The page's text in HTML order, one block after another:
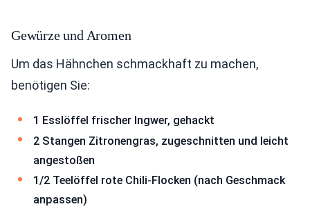
Gewürze und Aromen
Um das Hähnchen schmackhaft zu machen,
benötigen Sie:
1 Esslöffel frischer Ingwer, gehackt
2 Stangen Zitronengras, zugeschnitten und leicht
angestoßen
1/2 Teelöffel rote Chili-Flocken (nach Geschmack
anpassen)